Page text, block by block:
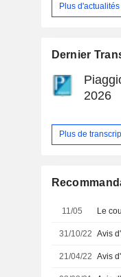
Plus d'actualités
Dernier
2026
Plus de
11/05 Le
31/10/22
21/04/22